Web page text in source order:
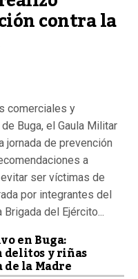
contra la
comerciales y
Buga, el Gaula Militar
jornada de prevención
a
ser víctimas de
por integrantes del
del Ejército...
en Buga:
y riñas
la Madre